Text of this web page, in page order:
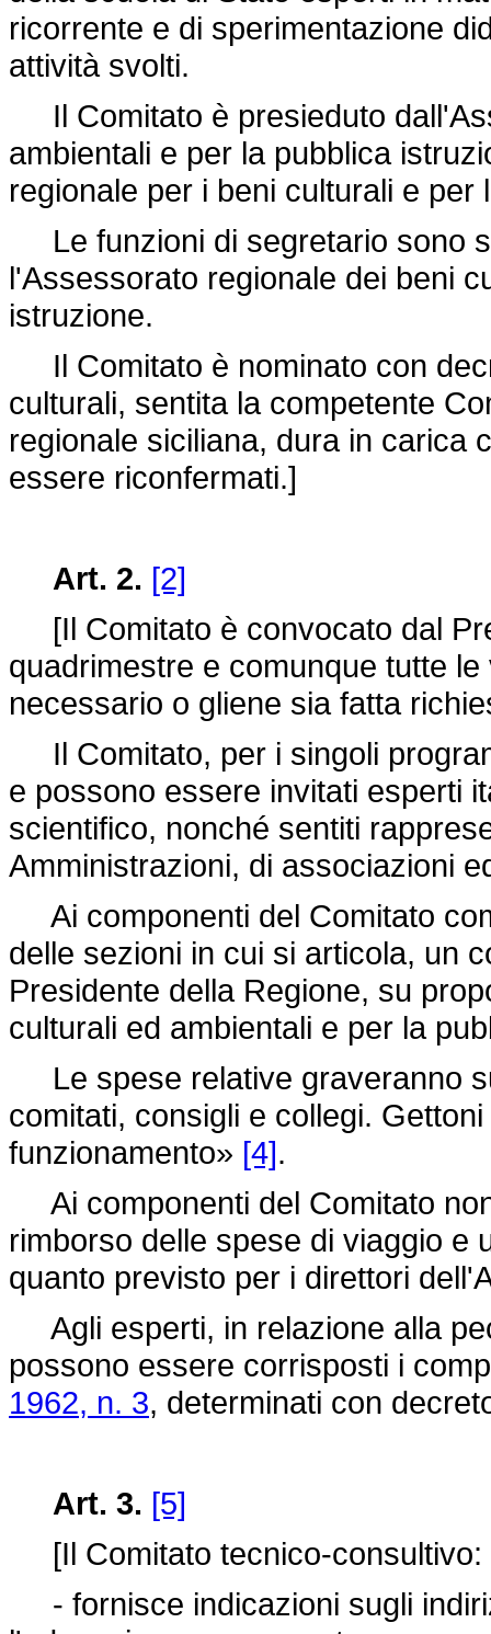
ricorrente e di sperimentazione
attività svolti.
Il Comitato è presieduto
ambientali e per la pubblica
regionale per i beni culturali e
Le funzioni di segretario sono
l'Assessorato regionale dei beni
istruzione.
Il Comitato è nominato con
culturali, sentita la competente
regionale siciliana, dura in carica
essere riconfermati.]
Art. 2. [2]
[Il Comitato è convocato dal
quadrimestre e comunque tutte
necessario o gliene sia fatta
Il Comitato, per i singoli
e possono essere invitati esperti
scientifico, nonché sentiti
Amministrazioni, di associazioni
Ai componenti del Comitato
delle sezioni in cui si articola, un
Presidente della Regione, su
culturali ed ambientali e per la
Le spese relative graveranno
comitati, consigli e collegi.
funzionamento» [4].
Ai componenti del Comitato
rimborso delle spese di viaggio e
quanto previsto per i direttori
Agli esperti, in relazione alla
possono essere corrisposti i
1962, n. 3, determinati con
Art. 3. [5]
[Il Comitato tecnico-consultivo:
- fornisce indicazioni sugli